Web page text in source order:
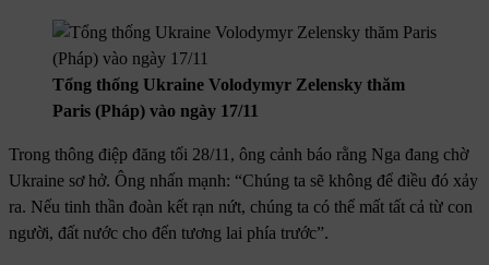
Tổng thống Ukraine Volodymyr Zelensky thăm
Paris (Pháp) vào ngày 17/11
Trong thông điệp đăng tối 28/11, ông cảnh báo rằng Nga đang chờ
Ukraine sơ hở. Ông nhấn mạnh: “Chúng ta sẽ không để điều đó xảy
ra. Nếu tinh thần đoàn kết rạn nứt, chúng ta có thể mất tất cả từ con
người, đất nước cho đến tương lai phía trước”.